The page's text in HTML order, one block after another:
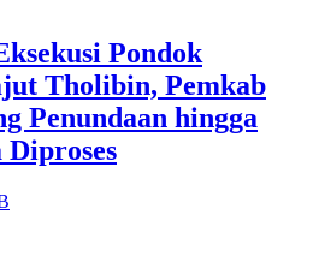
Pondok
Tholibin, Pemkab
Penundaan hingga
Diproses